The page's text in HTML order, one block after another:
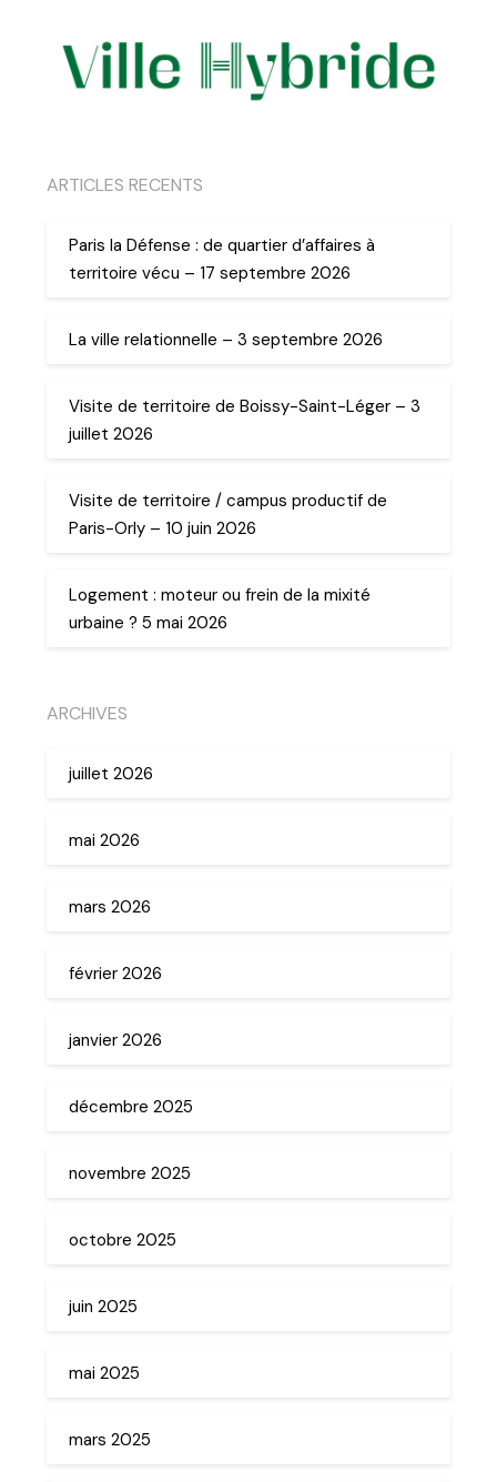
ARTICLES RECENTS
Paris la Défense : de quartier d’affaires à
territoire vécu – 17 septembre 2026
La ville relationnelle – 3 septembre 2026
Visite de territoire de Boissy-Saint-Léger – 3
juillet 2026
Visite de territoire / campus productif de
Paris-Orly – 10 juin 2026
Logement : moteur ou frein de la mixité
urbaine ? 5 mai 2026
ARCHIVES
juillet 2026
mai 2026
mars 2026
février 2026
janvier 2026
décembre 2025
novembre 2025
octobre 2025
juin 2025
mai 2025
mars 2025